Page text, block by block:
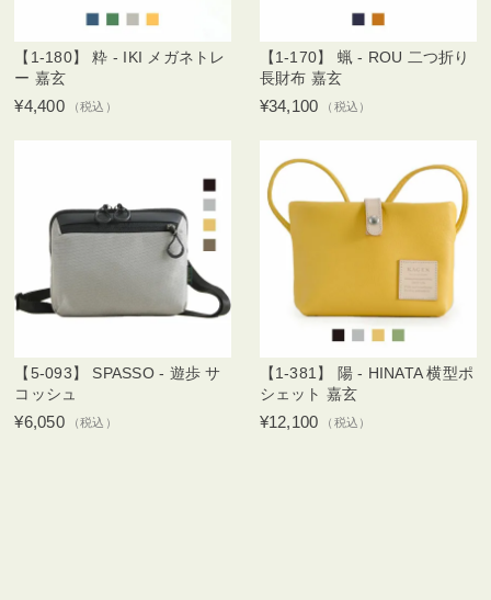
【1-180】 粋 - IKI メガネトレ
ー 嘉玄
¥4,400 （税込）
【1-170】 蝋 - ROU 二つ折り
長財布 嘉玄
¥34,100 （税込）
【5-093】 SPASSO - 遊歩 サ
コッシュ
¥6,050 （税込）
【1-381】 陽 - HINATA 横型ポ
シェット 嘉玄
¥12,100 （税込）